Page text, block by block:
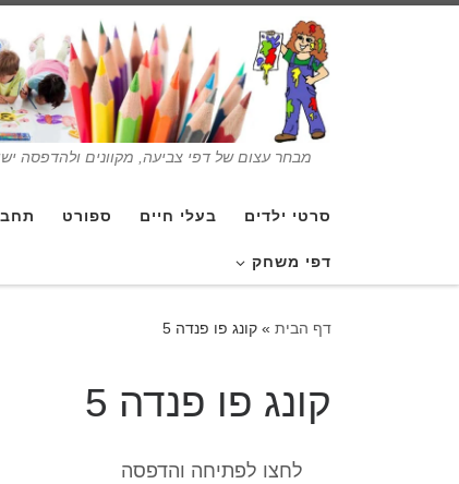
מבחר עצום של דפי צביעה, מקוונים ולהדפסה
סרטי ילדים בעלי חיים ספורט
דפי משחק
דף הבית » קונג פו פנדה 5
קונג פו פנדה 5
לחצו לפתיחה והדפסה